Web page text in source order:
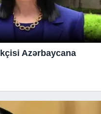
Azərbaycana